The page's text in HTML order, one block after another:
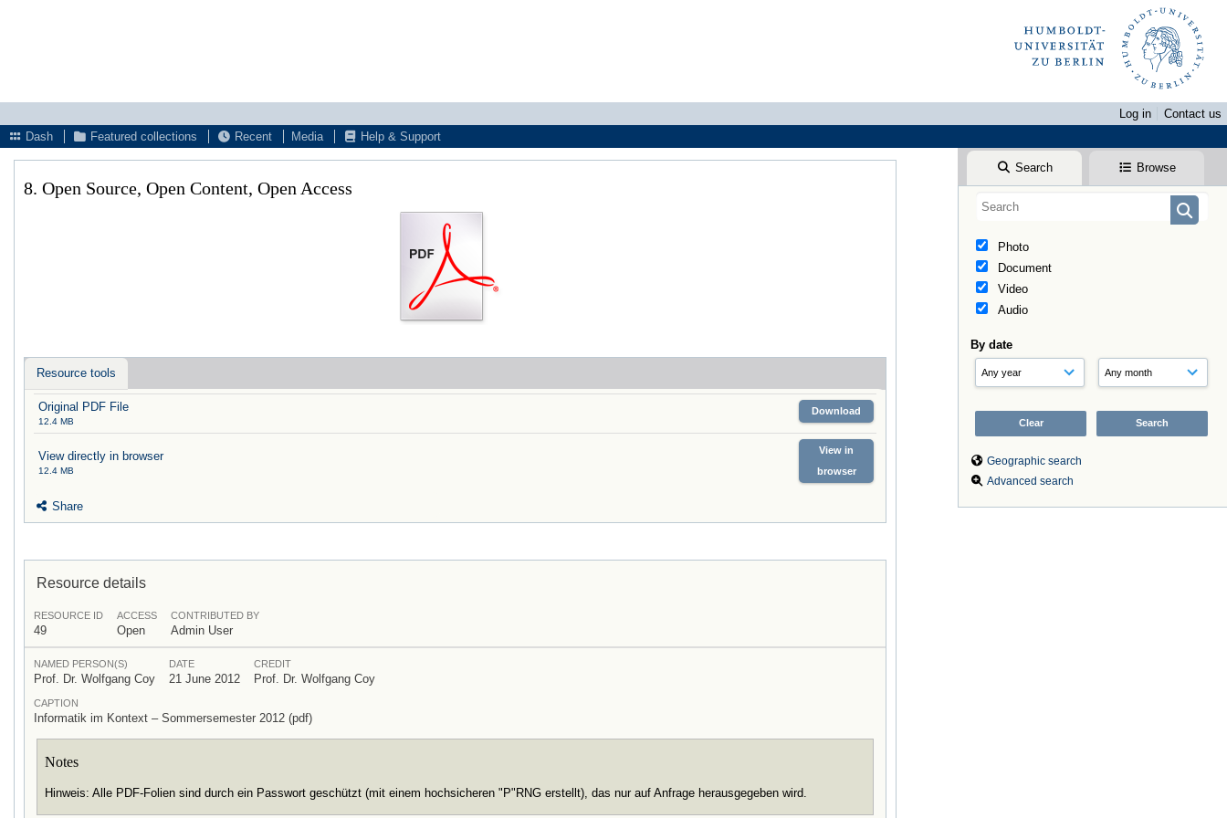
Log in
Contact us
Dash
Featured collections Recent Media Help & Support
Search Browse
Photo
Document
Video
Audio
By date
Geographic search
Advanced search
8. Open Source, Open Content, Open Access
Resource tools
Original PDF File
12.4 MB
Download
View directly in browser
12.4 MB
View in
browser
Share
Resource details
RESOURCE ID
49
ACCESS
Open
CONTRIBUTED BY
Admin User
NAMED PERSON(S)
Prof. Dr. Wolfgang Coy
DATE
21 June 2012
CREDIT
Prof. Dr. Wolfgang Coy
CAPTION
Informatik im Kontext – Sommersemester 2012 (pdf)
Notes
Hinweis: Alle PDF-Folien sind durch ein Passwort geschützt (mit einem hochsicheren "P"RNG erstellt), das nur auf Anfrage herausgegeben wird.